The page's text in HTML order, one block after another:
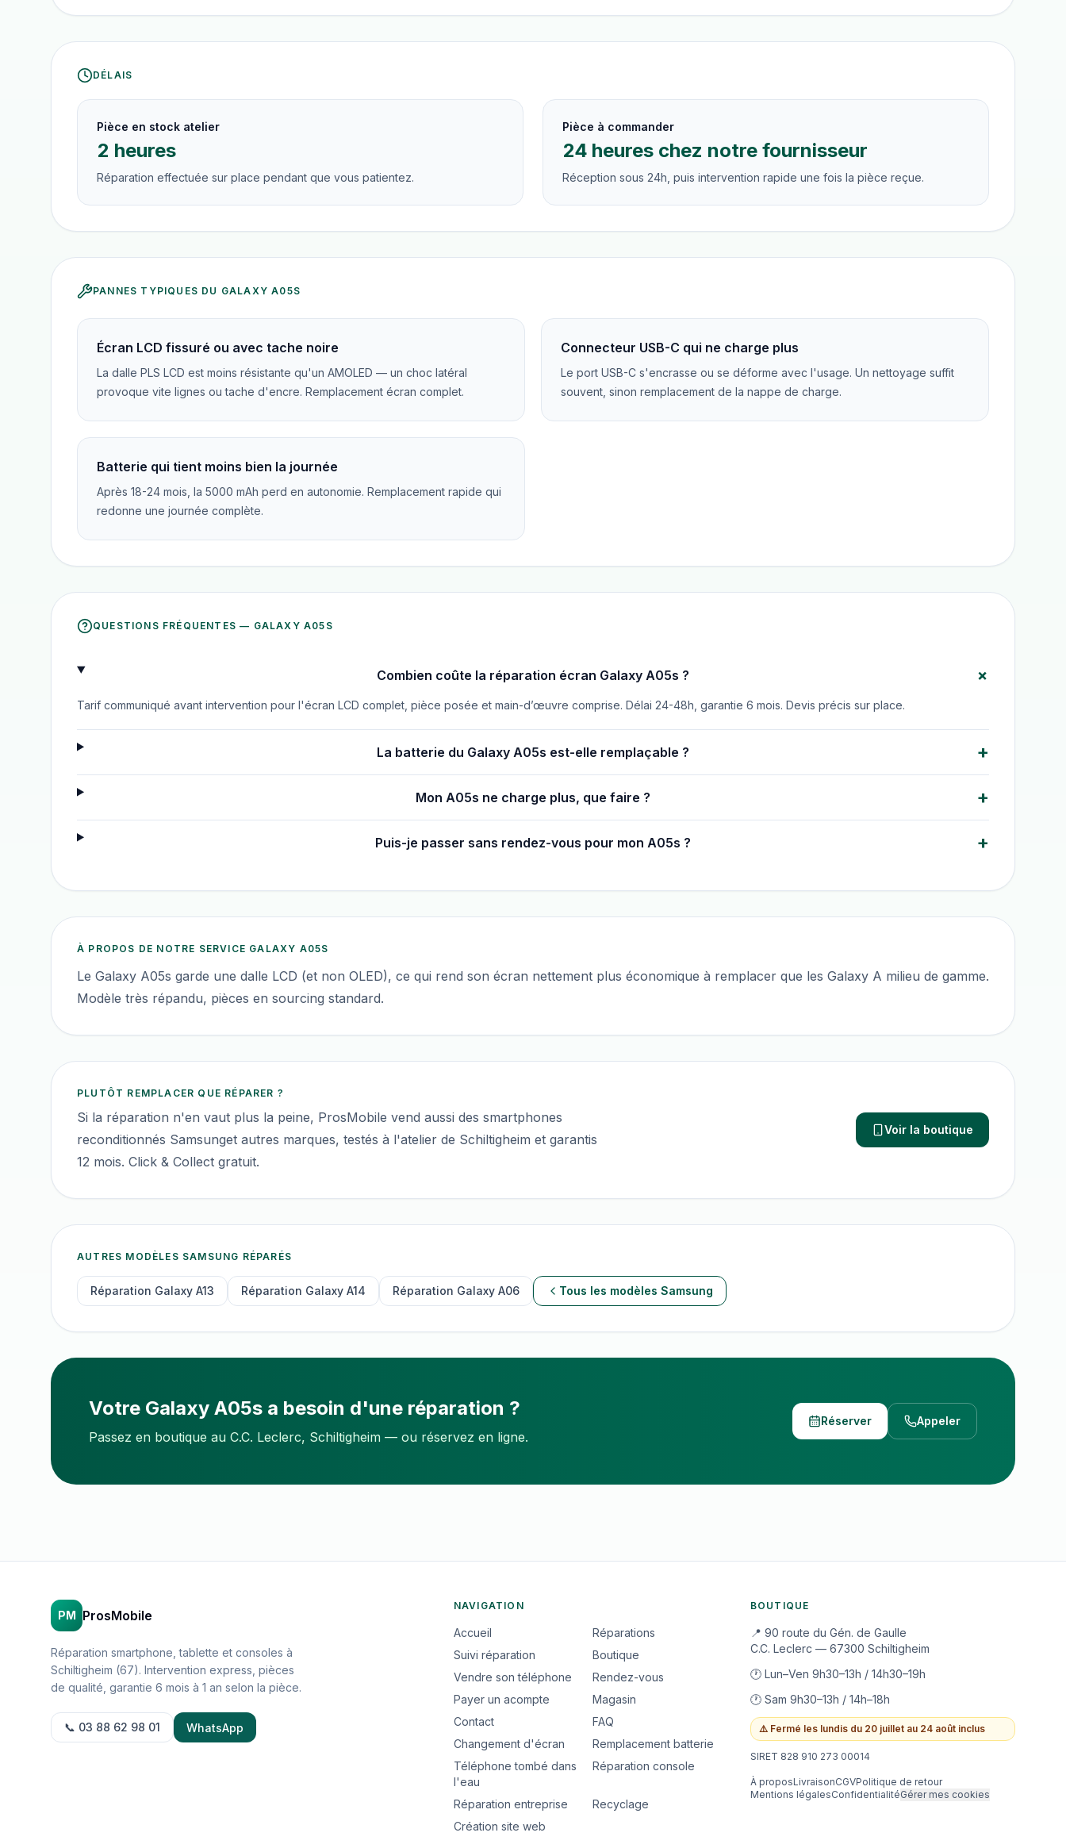
DÉLAIS
Pièce en stock atelier
2 heures
Réparation effectuée sur place pendant que vous patientez.
Pièce à commander
24 heures chez notre fournisseur
Réception sous 24h, puis intervention rapide une fois la pièce reçue.
PANNES TYPIQUES DU GALAXY A05S
Écran LCD fissuré ou avec tache noire
La dalle PLS LCD est moins résistante qu'un AMOLED — un choc latéral
provoque vite lignes ou tache d'encre. Remplacement écran complet.
Connecteur USB-C qui ne charge plus
Le port USB-C s'encrasse ou se déforme avec l'usage. Un nettoyage suffit
souvent, sinon remplacement de la nappe de charge.
Batterie qui tient moins bien la journée
Après 18-24 mois, la 5000 mAh perd en autonomie. Remplacement rapide qui
redonne une journée complète.
QUESTIONS FRÉQUENTES — GALAXY A05S
Combien coûte la réparation écran Galaxy A05s ? +
Tarif communiqué avant intervention pour l'écran LCD complet, pièce posée et main-d’œuvre comprise. Délai 24-48h, garantie 6 mois. Devis précis sur place.
La batterie du Galaxy A05s est-elle remplaçable ? +
Mon A05s ne charge plus, que faire ? +
Puis-je passer sans rendez-vous pour mon A05s ? +
À PROPOS DE NOTRE SERVICE GALAXY A05S
Le Galaxy A05s garde une dalle LCD (et non OLED), ce qui rend son écran nettement plus économique à remplacer que les Galaxy A milieu de gamme.
Modèle très répandu, pièces en sourcing standard.
PLUTÔT REMPLACER QUE RÉPARER ?
Si la réparation n'en vaut plus la peine, ProsMobile vend aussi des smartphones
reconditionnés Samsunget autres marques, testés à l'atelier de Schiltigheim et garantis
12 mois. Click & Collect gratuit.
Voir la boutique
AUTRES MODÈLES SAMSUNG RÉPARÉS
Réparation Galaxy A13 Réparation Galaxy A14 Réparation Galaxy A06 Tous les modèles Samsung
Votre Galaxy A05s a besoin d'une réparation ?
Passez en boutique au C.C. Leclerc, Schiltigheim — ou réservez en ligne.
Réserver Appeler
PM ProsMobile
Réparation smartphone, tablette et consoles à
Schiltigheim (67). Intervention express, pièces
de qualité, garantie 6 mois à 1 an selon la pièce.
📞 03 88 62 98 01 WhatsApp
NAVIGATION
Accueil
Réparations
Suivi réparation
Boutique
Vendre son téléphone
Rendez-vous
Payer un acompte
Magasin
Contact
FAQ
Changement d'écran
Remplacement batterie
Téléphone tombé dans
l'eau
Réparation console
Réparation entreprise
Recyclage
Création site web
BOUTIQUE
📍 90 route du Gén. de Gaulle
C.C. Leclerc — 67300 Schiltigheim
🕐 Lun–Ven 9h30–13h / 14h30–19h
🕐 Sam 9h30–13h / 14h–18h
⚠️ Fermé les lundis du 20 juillet au 24 août inclus
SIRET 828 910 273 00014
À proposLivraisonCGVPolitique de retour
Mentions légalesConfidentialitéGérer mes cookies